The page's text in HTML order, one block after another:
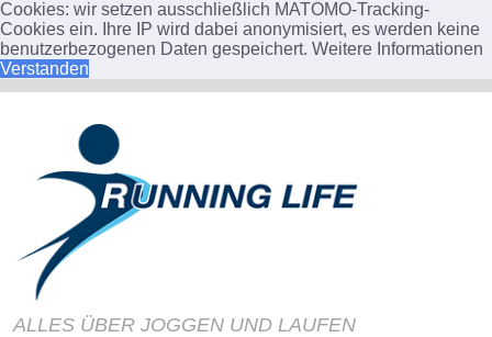
Cookies: wir setzen ausschließlich MATOMO-Tracking-
Cookies ein. Ihre IP wird dabei anonymisiert, es werden keine
benutzerbezogenen Daten gespeichert. Weitere Informationen
Verstanden
ALLES ÜBER JOGGEN UND LAUFEN